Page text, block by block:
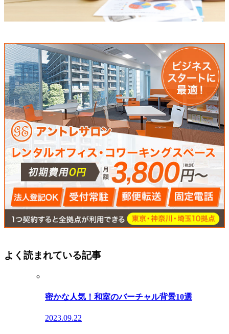
よく読まれている記事
密かな人気！和室のバーチャル背景10選
2023.09.22